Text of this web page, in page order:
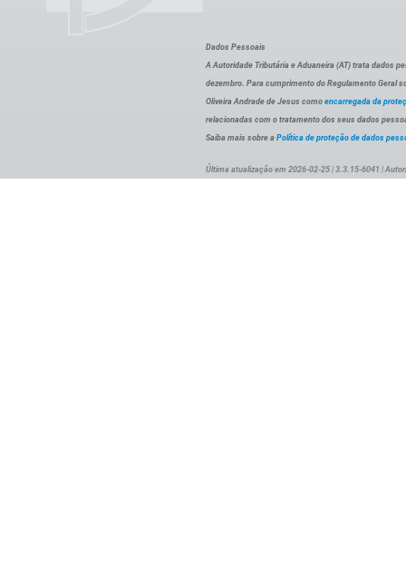
Dados Pessoais
A Autoridade Tributária e Aduaneira (AT) trata dados
dezembro. Para cumprimento do Regulamento Geral
Oliveira Andrade de Jesus como encarregada da
relacionadas com o tratamento dos seus dados
Saiba mais sobre a Política de proteção de dados
Última atualização em 2026-02-25 | 3.3.15-6041 |